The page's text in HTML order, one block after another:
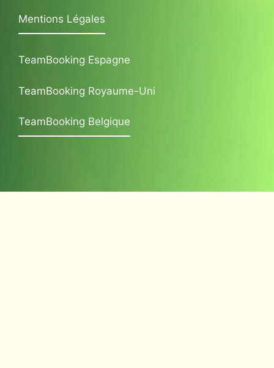
Mentions Légales
TeamBooking Espagne
TeamBooking Royaume-Uni
TeamBooking Belgique